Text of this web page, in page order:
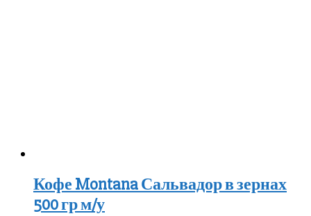
Кофе Montana Сальвадор в зернах
500 гр м/у